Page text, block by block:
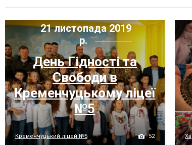
21 листопада 2019
р.
День Гідності та
Свободи в
Кременчуцькому ліцеї
№5
Кременчуцький ліцей №5 52